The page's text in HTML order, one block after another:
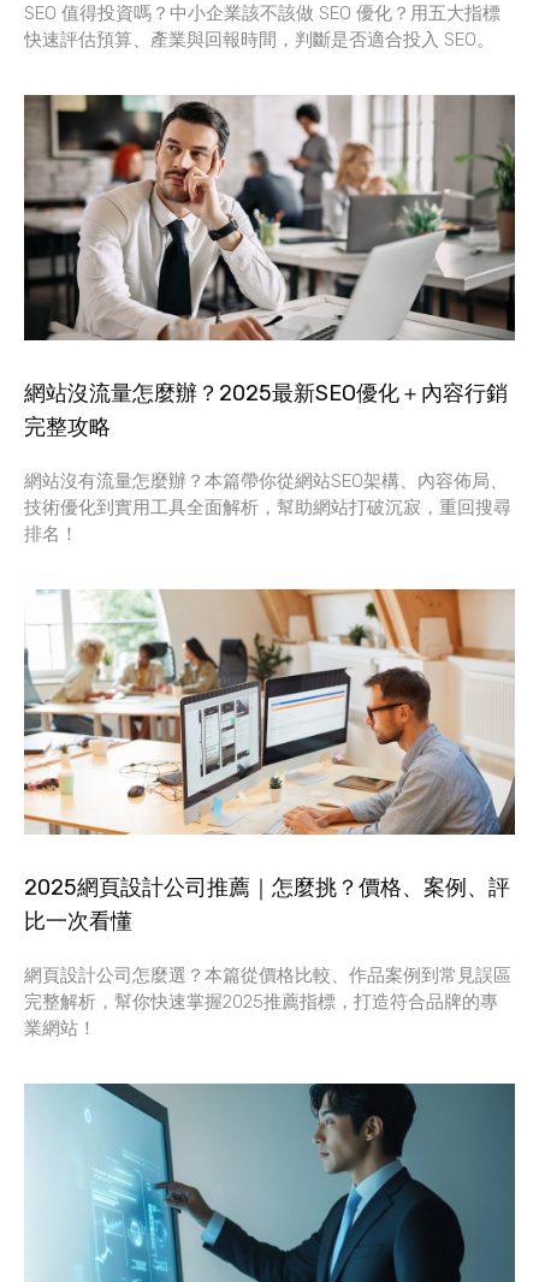
SEO 值得投資嗎？中小企業該不該做 SEO 優化？用五大指標
快速評估預算、產業與回報時間，判斷是否適合投入 SEO。
網站沒流量怎麼辦？2025最新SEO優化＋內容行銷
完整攻略
網站沒有流量怎麼辦？本篇帶你從網站SEO架構、內容佈局、
技術優化到實用工具全面解析，幫助網站打破沉寂，重回搜尋
排名！
2025網頁設計公司推薦｜怎麼挑？價格、案例、評
比一次看懂
網頁設計公司怎麼選？本篇從價格比較、作品案例到常見誤區
完整解析，幫你快速掌握2025推薦指標，打造符合品牌的專
業網站！